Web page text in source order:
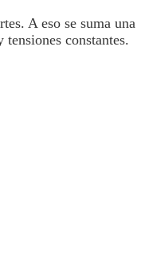
A eso se suma una
constantes.